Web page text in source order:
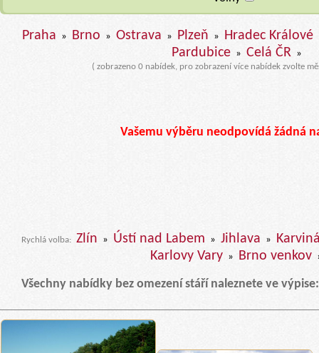
Praha » Brno » Ostrava » Plzeň » Hradec Králové
Pardubice » Celá ČR »
( zobrazeno 0 nabídek, pro zobrazení více nabídek zvolte
Vašemu výběru neodpovídá žádná
Rychlá volba: Zlín » Ústí nad Labem » Jihlava »
Karlovy Vary » Brno venkov
Všechny nabídky bez omezení stáří naleznete ve